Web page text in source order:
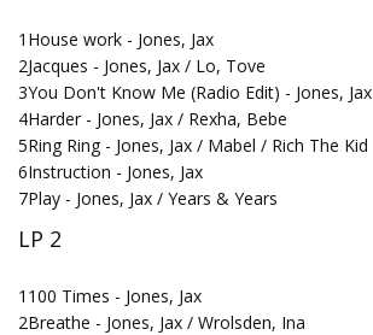
1 House work - Jones, Jax
2Jacques - Jones, Jax / Lo, Tove
3You Don't Know Me (Radio Edit) - Jones, Jax
4Harder - Jones, Jax / Rexha, Bebe
5Ring Ring - Jones, Jax / Mabel / Rich The Kid
6Instruction - Jones, Jax
7Play - Jones, Jax / Years & Years
LP 2
1 100 Times - Jones, Jax
2Breathe - Jones, Jax / Wrolsden, Ina